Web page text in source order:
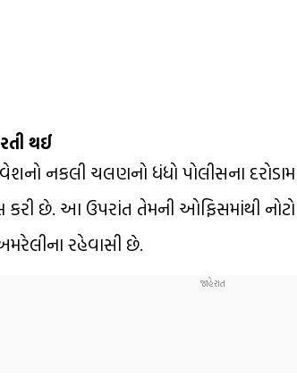
થઈ
નકલી ચલણનો ધંધો પોલીસના દરોડામાં
કરી છે. આ ઉપરાંત તેમની ઓફિસમાંથી નોટો
રહેવાસી છે.